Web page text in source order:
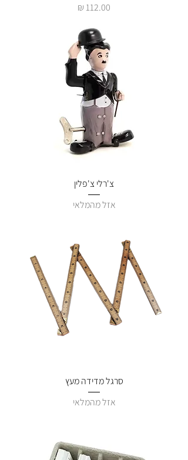
מחיר
צ'רלי צ'פלין
אזל מהמלאי
סרגל מדידה מעץ
אזל מהמלאי